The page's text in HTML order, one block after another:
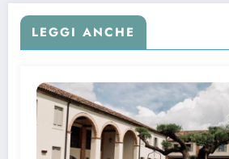
LEGGI ANCHE